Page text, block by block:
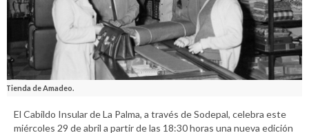
Tienda de Amadeo.
El Cabildo Insular de La Palma, a través de Sodepal, celebra este
miércoles 29 de abril a partir de las 18:30 horas una nueva edición